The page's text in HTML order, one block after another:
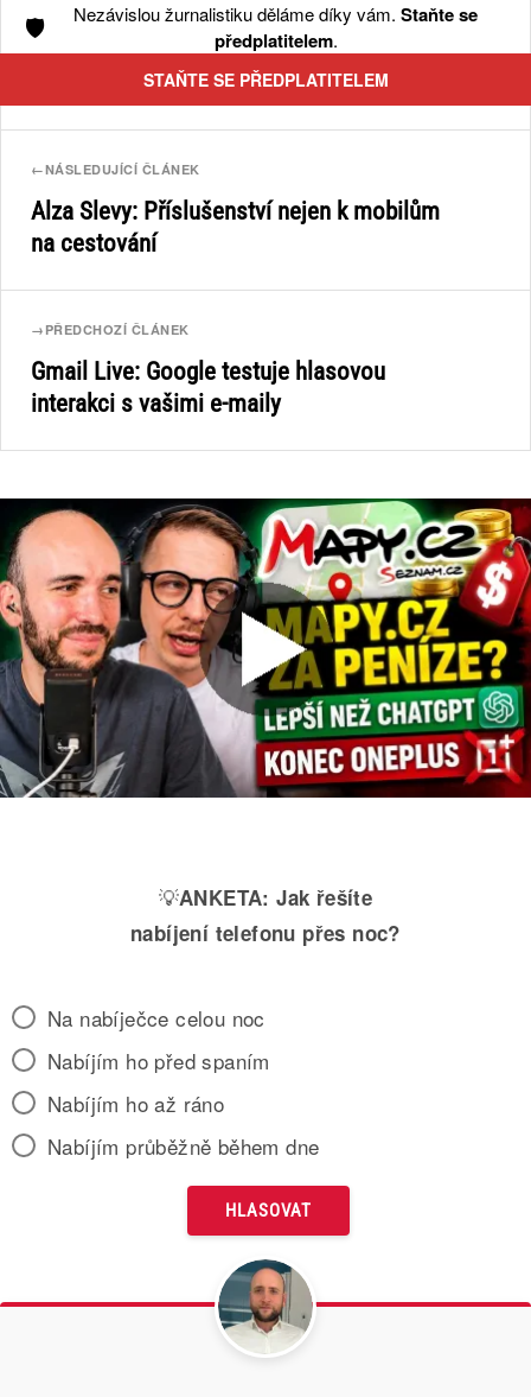
🛡️ Nezávislou žurnalistiku děláme díky vám. Staňte se
předplatitelem.
STAŇTE SE PŘEDPLATITELEM
←NÁSLEDUJÍCÍ ČLÁNEK
Alza Slevy: Příslušenství nejen k mobilům
na cestování
→ PŘEDCHOZÍ ČLÁNEK
Gmail Live: Google testuje hlasovou
interakci s vašimi e-maily
💡ANKETA: Jak řešíte
nabíjení telefonu přes noc?
Na nabíječce celou noc
Nabíjím ho před spaním
Nabíjím ho až ráno
Nabíjím průběžně během dne